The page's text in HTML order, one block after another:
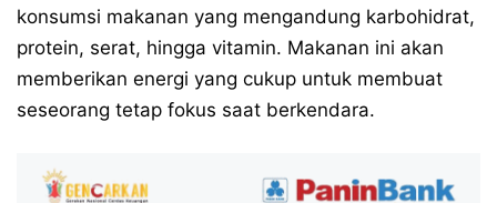
konsumsi makanan yang mengandung karbohidrat,
protein, serat, hingga vitamin. Makanan ini akan
memberikan energi yang cukup untuk membuat
seseorang tetap fokus saat berkendara.